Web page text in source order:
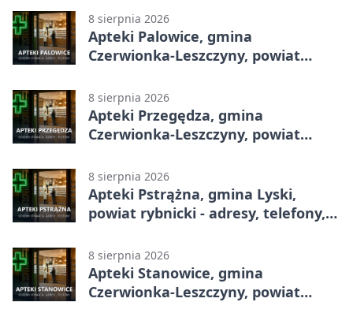
8 sierpnia 2026
Apteki Palowice, gmina
Czerwionka-Leszczyny, powiat
otwarcia
8 sierpnia 2026
Apteki Przegędza, gmina
Czerwionka-Leszczyny, powiat
otwarcia
8 sierpnia 2026
Apteki Pstrążna, gmina Lyski,
powiat rybnicki - adresy, telefony,
8 sierpnia 2026
Apteki Stanowice, gmina
Czerwionka-Leszczyny, powiat